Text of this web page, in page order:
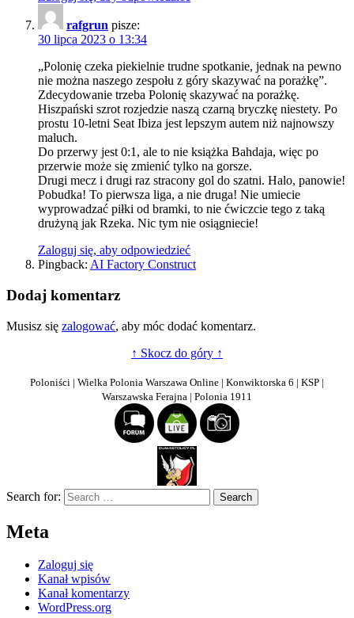
rafgrun pisze:
30 lipca 2023 o 13:34
„Polonię czeka piekielnie trudne spotkanie, jednak na pewno
nie można naszego zespołu z góry skazywać na porażkę”.
Zdecydowanie trzeba Polonię skazywać na porażkę.
Hiszpański szrot rozjedzie naszą czarną bryczkę niestety. Po
prostu 10-letni Seat Ibiza jest lepszym autem niż najnowszy
maluch.
Do przerwy jest 0:1, ale to nie książka Bahdaja, więc po
przerwie może się zmienić tylko na gorsze.
Drugi mecz i drugi raz stracony gol do szatni. Halo, panowie!
Pobudka! To pierwsza liga, a nie druga! Nie umiecie
wyprowadzać piłki od bramki, to nie ćwiczcie tego z taką
drużyną jak Rzeka. Nic tym nie osiągniecie!
Zaloguj się, aby odpowiedzieć
Pingback: AI Factory Construct
Dodaj komentarz
Musisz się zalogować, aby móc dodać komentarz.
↑ Skocz do góry ↑
Poloniści | Wielka Polonia Warszawa Online | Konwiktorska 6 | KSP |
Warszawska Ferajna | Polonia 1911
Search for:
Meta
Zaloguj się
Kanał wpisów
Kanał komentarzy
WordPress.org